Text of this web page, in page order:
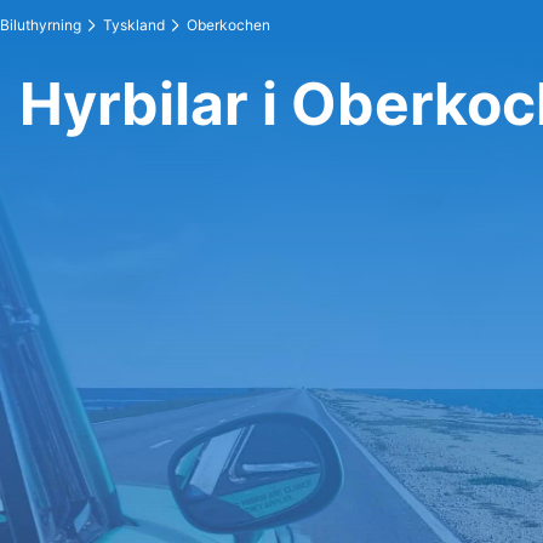
Biluthyrning Tyskland Oberkochen
Hyrbilar i